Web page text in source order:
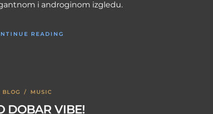
i androginom izgledu.
READING
BLOG / MUSIC
DOBAR VIBE!